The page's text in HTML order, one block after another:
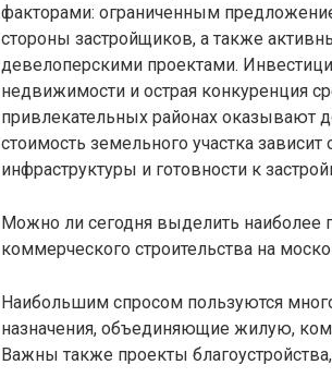
факторами: ограниченным
стороны застройщиков, а также
девелоперскими проектами.
недвижимости и острая конкуренция
привлекательных районах оказывают
стоимость земельного участка
инфраструктуры и готовности к
Можно ли сегодня выделить
коммерческого строительства на
Наибольшим спросом пользуются
назначения, объединяющие жилую,
Важны также проекты